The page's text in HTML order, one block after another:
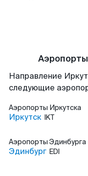
Направление
следующие
Аэропорты Иркутска
Иркутск IKT
Аэропорты Эдинбурга
Эдинбург EDI